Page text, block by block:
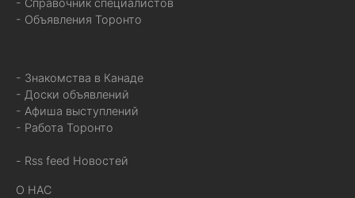
- Справочник специалистов
- Объявления Торонто
- Знакомства в Канаде
- Доски объявлений
- Афиша выступлений
- Работа Торонто
- Rss feed Новостей
О НАС